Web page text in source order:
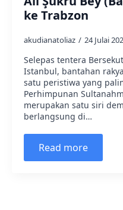
ke Trabzon
akudianatoliaz 24 Julai
Selepas tentera
Istanbul, bantahan
satu peristiwa yang
Perhimpunan
merupakan satu siri
berlangsung di…
Read more